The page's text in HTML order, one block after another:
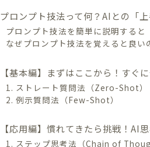
プロンプト技法って何？AIとの「
プロンプト技法を簡単に説明すると
なぜプロンプト技法を覚えると良い
【基本編】まずはここから！すぐ
1. ストレート質問法（Zero-Shot）
2. 例示質問法（Few-Shot）
【応用編】慣れてきたら挑戦！AI
1. ステップ思考法（Chain of